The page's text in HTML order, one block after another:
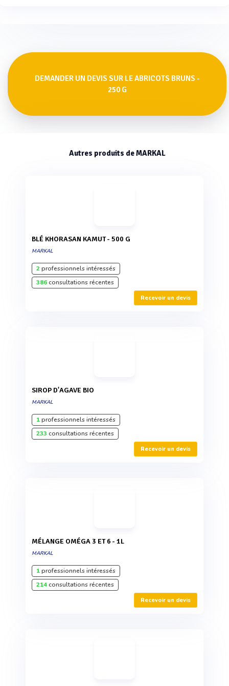
DEMANDER UN DEVIS SUR LE ABRICOTS BRUNS -
250 G
Autres produits de MARKAL
BLÉ KHORASAN KAMUT - 500 G
MARKAL
2professionnels intéressés
386consultations récentes
Recevoir un devis
SIROP D'AGAVE BIO
MARKAL
1professionnels intéressés
233 consultations récentes
Recevoir un devis
MÉLANGE OMÉGA 3 ET 6 - 1L
MARKAL
1professionnels intéressés
214consultations récentes
Recevoir un devis